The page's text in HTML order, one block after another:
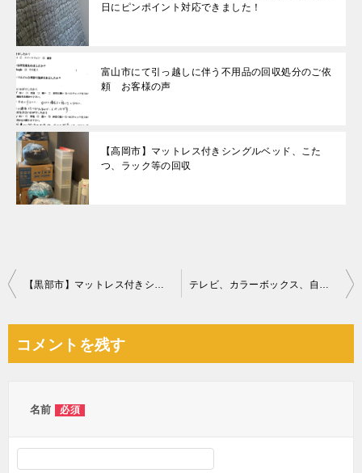
日にピンポイント対応できました！
富山市にて引っ越しに伴う不用品の回収処分のご依
頼 お客様の声
【高岡市】マットレス付きシングルベッド、こた
つ、ラック等の回収
投
ビ
【黒部市】マットレス付きシングルベッドの回収・処分ご依頼 テレビ、カラーボックス、自転車、掃除機、炊飯器、椅子等の回収
コメントを残す
名前 必須